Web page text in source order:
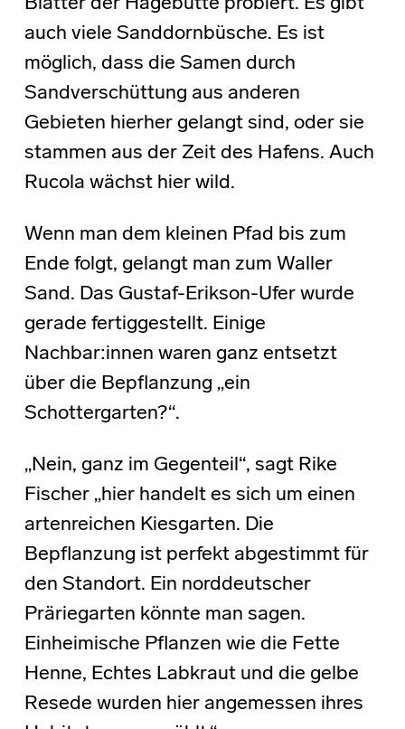
auch viele Sanddornbüsche. Es ist
möglich, dass die Samen durch
Sandverschüttung aus anderen
Gebieten hierher gelangt sind, oder sie
stammen aus der Zeit des Hafens. Auch
Rucola wächst hier wild.
Wenn man dem kleinen Pfad bis zum
Ende folgt, gelangt man zum Waller
Sand. Das Gustaf-Erikson-Ufer wurde
gerade fertiggestellt. Einige
Nachbar:innen waren ganz entsetzt
über die Bepflanzung „ein
Schottergarten?“.
„Nein, ganz im Gegenteil“, sagt Rike
Fischer „hier handelt es sich um einen
artenreichen Kiesgarten. Die
Bepflanzung ist perfekt abgestimmt für
den Standort. Ein norddeutscher
Präriegarten könnte man sagen.
Einheimische Pflanzen wie die Fette
Henne, Echtes Labkraut und die gelbe
Resede wurden hier angemessen ihres